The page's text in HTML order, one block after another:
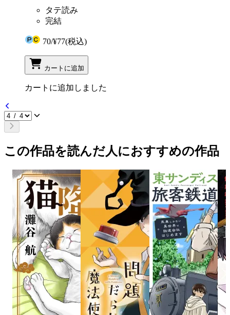
タテ読み
完結
70/¥77(税込)
カートに追加
カートに追加しました
この作品を読んだ人におすすめの作品